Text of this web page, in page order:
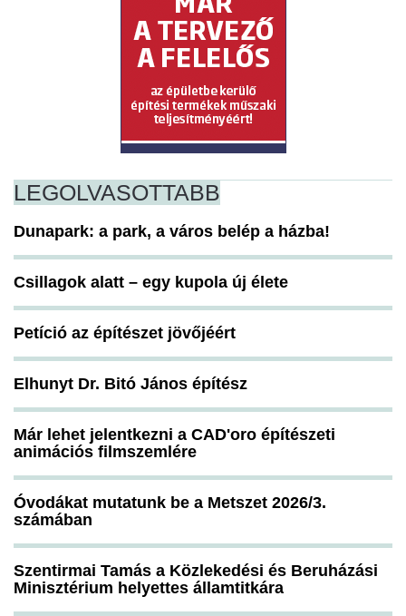
LEGOLVASOTTABB
Dunapark: a park, a város belép a házba!
Csillagok alatt – egy kupola új élete
Petíció az építészet jövőjéért
Elhunyt Dr. Bitó János építész
Már lehet jelentkezni a CAD'oro építészeti
animációs filmszemlére
Óvodákat mutatunk be a Metszet 2026/3.
számában
Szentirmai Tamás a Közlekedési és Beruházási
Minisztérium helyettes államtitkára